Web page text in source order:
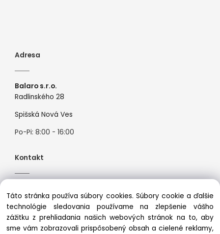
Adresa
Balaro s.r.o.
Radlinského 28
Spišská Nová Ves
Po-Pi: 8:00 - 16:00
Kontakt
Mail:info@premiosport.sk
Táto stránka používa súbory cookies. Súbory cookie a ďalšie
technológie sledovania používame na zlepšenie vášho
zážitku z prehliadania našich webových stránok na to, aby
sme vám zobrazovali prispôsobený obsah a cielené reklamy,